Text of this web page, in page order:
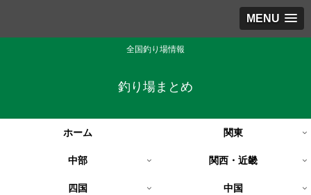
MENU
全国釣り場情報
釣り場まとめ
ホーム 関東
中部 関西・近畿
四国 中国